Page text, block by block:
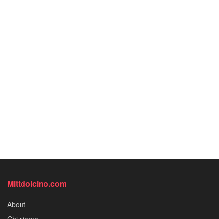
Mittdolcino.com
About